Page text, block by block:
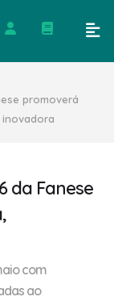
promoverá
inovadora
da Fanese
com
ao